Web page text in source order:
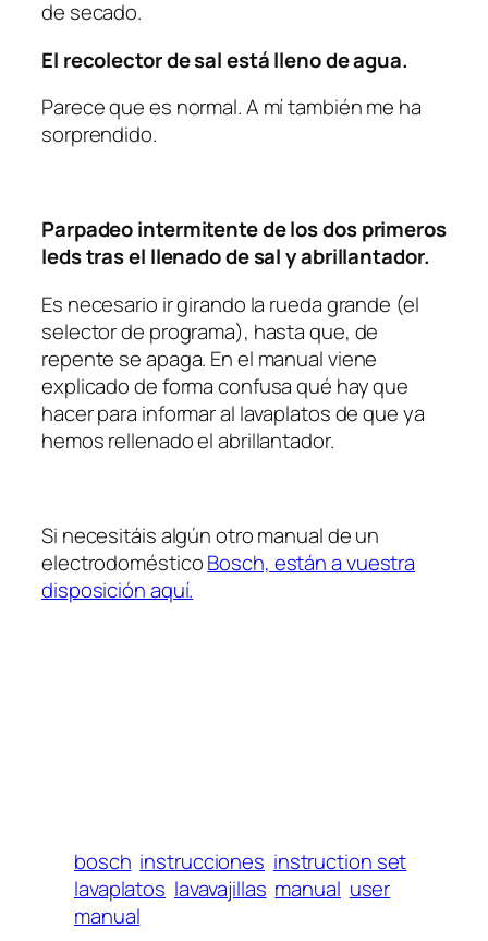
de secado.
El recolector de sal está lleno de agua.
Parece que es normal. A mí también me ha
sorprendido.
Parpadeo intermitente de los dos primeros
leds tras el llenado de sal y abrillantador.
Es necesario ir girando la rueda grande (el
selector de programa), hasta que, de
repente se apaga. En el manual viene
explicado de forma confusa qué hay que
hacer para informar al lavaplatos de que ya
hemos rellenado el abrillantador.
Si necesitáis algún otro manual de un
electrodomésticoBosch, están a vuestra
disposición aquí.
bosch instrucciones instruction set
lavaplatos lavavajillas manual user
manual